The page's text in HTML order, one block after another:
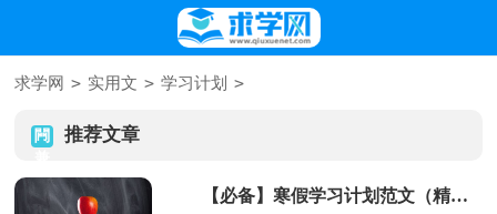
求学网 > 实用文 > 学习计划 >
推荐文章
【必备】寒假学习计划范文（精选17篇）